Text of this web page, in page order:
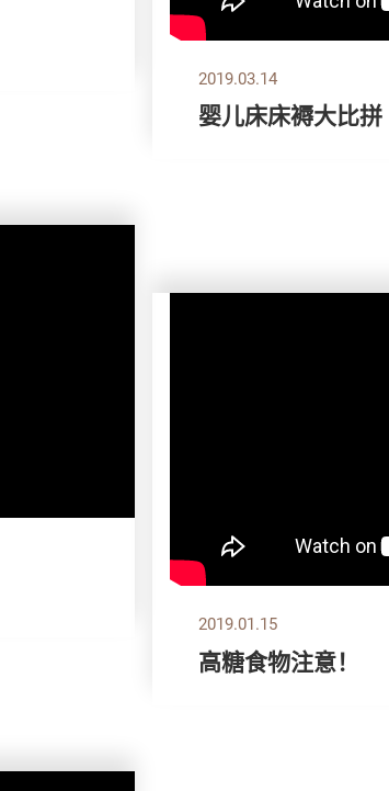
2019.03.14
婴儿床床褥大比拼
2019.01.15
高糖食物注意！